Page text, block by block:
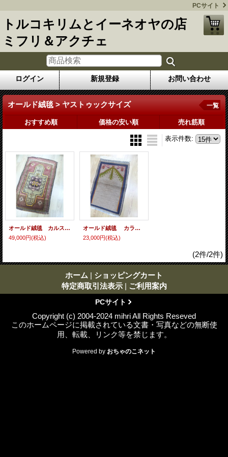
PCサイト
トルコキリムとイーネオヤの店
ミフリ＆アクチェ
ログイン 新規登録 お問い合わせ
オールド絨毯 > ヤストゥックサイズ 一覧
おすすめ順 価格の安い順 売れ筋順
表示件数:
オールド絨毯 カルスの落ち着いた色遣いの織り物 115×72cm
49,000円(税込)
オールド絨毯 カラプナールのミフラップモチーフ 86×55cm
23,000円(税込)
(2件/2件)
ホーム | ショッピングカート
特定商取引法表示 | ご利用案内
PCサイト
Copyright (c) 2004-2024 mihri All Rights Reseved
このホームページに掲載されている文書・写真などの無断使
用、転載、リンク等を禁じます。
Powered by おちゃのこネット